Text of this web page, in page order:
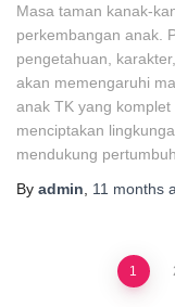
Masa taman kanak-
perkembangan anak.
pengetahuan,
akan memengaruhi
anak TK yang
menciptakan
mendukung
By admin 11 months
1